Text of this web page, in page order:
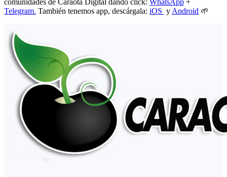
comunidades de Caraota Digital dando click: WhatsApp +
Telegram. También tenemos app, descárgala: iOS y Android 🌱